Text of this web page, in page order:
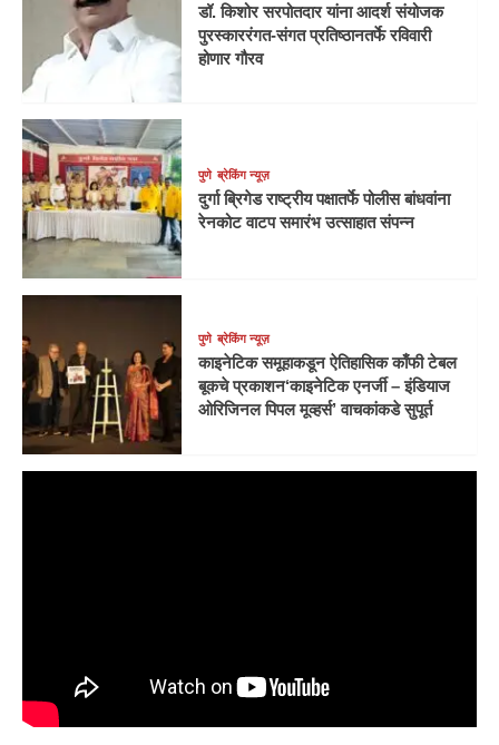
डॉ. किशोर सरपोतदार यांना आदर्श संयोजक
पुरस्काररंगत-संगत प्रतिष्ठानतर्फे रविवारी
होणार गौरव
पुणे ब्रेकिंग न्यूज़
दुर्गा ब्रिगेड राष्ट्रीय पक्षातर्फे पोलीस बांधवांना
रेनकोट वाटप समारंभ उत्साहात संपन्न
पुणे ब्रेकिंग न्यूज़
काइनेटिक समूहाकडून ऐतिहासिक काँफी टेबल
बूकचे प्रकाशन‘काइनेटिक एनर्जी – इंडियाज
ओरिजिनल पिपल मूव्हर्स’ वाचकांकडे सुपूर्त